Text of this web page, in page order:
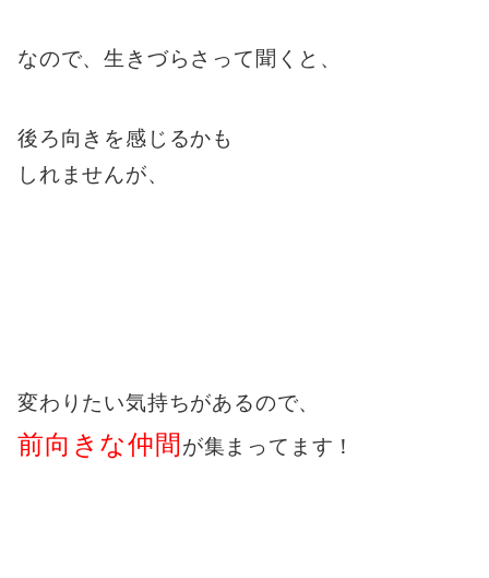
なので、生きづらさって聞くと、
後ろ向きを感じるかも
しれませんが、
変わりたい気持ちがあるので、
前向きな仲間が集まってます！